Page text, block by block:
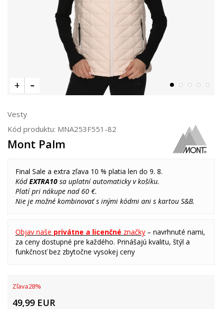
Vesty
Kód produktu: MNA253F551-82
Mont Palm
Final Sale a extra zľava 10 % platia len do 9. 8.
KódEXTRA10 sa uplatní automaticky v košíku.
Platí pri nákupe nad 60 €.
Nie je možné kombinovať s inými kódmi ani s kartou S&B.
Objav naše privátne a licenčné značky – navrhnuté nami,
za ceny dostupné pre každého. Prinášajú kvalitu, štýl a
funkčnosť bez zbytočne vysokej ceny
Zľava28%
49,99 EUR